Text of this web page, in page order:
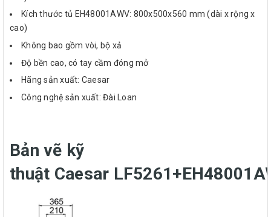
Kích thước tủ EH48001AWV: 800x500x560 mm (dài x rộng x
cao)​
Không bao gồm vòi, bộ xả
Độ bền cao, có tay cầm đóng mở
Hãng sản xuất: Caesar
Công nghệ sản xuất: Đài Loan
Bản vẽ kỹ
thuật Caesar